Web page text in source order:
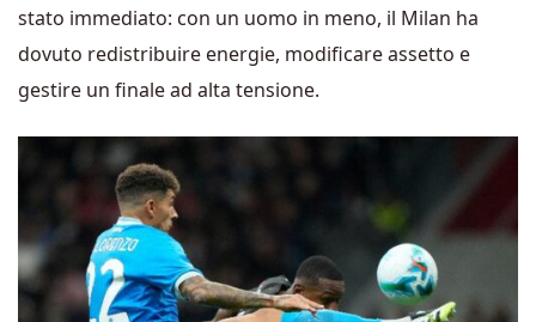
stato immediato: con un uomo in meno, il Milan ha
dovuto redistribuire energie, modificare assetto e
gestire un finale ad alta tensione.